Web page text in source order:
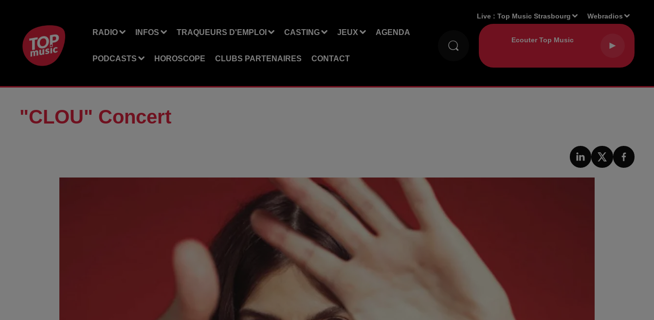
RADIO INFOS TRAQUEURS D'EMPLOI CASTING JEUX AGENDA
PODCASTS HOROSCOPE CLUBS PARTENAIRES CONTACT
Live :Top Music Strasbourg Webradios
"CLOU" Concert